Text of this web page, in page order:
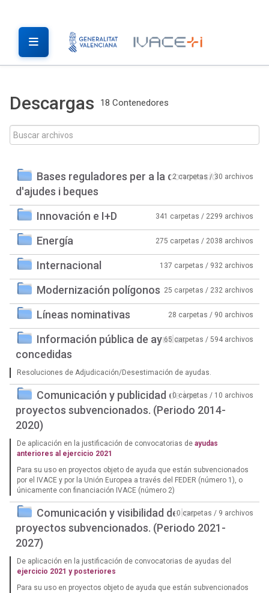
Descargas 18 Contenedores
Bases reguladores per a la concessió
d'ajudes i beques
2 carpetas / 30 archivos
Innovación e I+D 341 carpetas / 2299 archivos
Energía 275 carpetas / 2038 archivos
Internacional 137 carpetas / 932 archivos
Modernización polígonos 25 carpetas / 232 archivos
Líneas nominativas 28 carpetas / 90 archivos
Información pública de ayudas
concedidas
65 carpetas / 594 archivos
Resoluciones de Adjudicación/Desestimación de ayudas.
Comunicación y publicidad de los
proyectos subvencionados. (Periodo 2014-
2020)
0 carpetas / 10 archivos
De aplicación en la justificación de convocatorias de ayudas
anteriores al ejercicio 2021
Para su uso en proyectos objeto de ayuda que están subvencionados
por el IVACE y por la Unión Europea a través del FEDER (número 1), o
únicamente con financiación IVACE (número 2)
Comunicación y visibilidad de los
proyectos subvencionados. (Periodo 2021-
2027)
0 carpetas / 9 archivos
De aplicación en la justificación de convocatorias de ayudas del
ejercicio 2021 y posteriores
Para su uso en proyectos objeto de ayuda que están subvencionados